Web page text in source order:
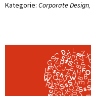
Kategorie: Corporate Design,